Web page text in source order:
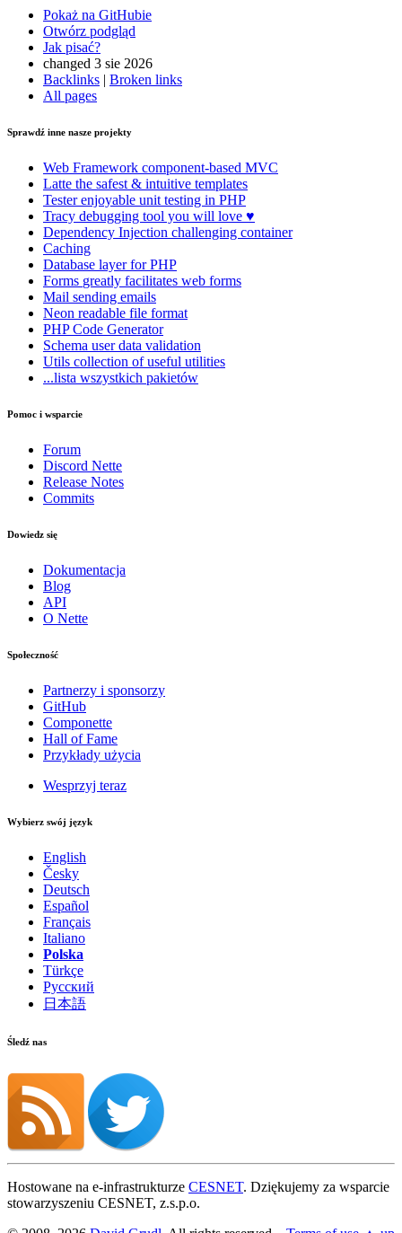
Pokaż na GitHubie
Otwórz podgląd
Jak pisać?
changed 3 sie 2026
Backlinks | Broken links
All pages
Sprawdź inne nasze projekty
Web Framework component-based MVC
Latte the safest & intuitive templates
Testerenjoyable unit testing in PHP
Tracy debugging tool you will love ♥
Dependency Injection challenging container
Caching
Database layer for PHP
Forms greatly facilitates web forms
Mail sending emails
Neon readable file format
PHP Code Generator
Schema user data validation
Utils collection of useful utilities
...lista wszystkich pakietów
Pomoc i wsparcie
Forum
Discord Nette
Release Notes
Commits
Dowiedz się
Dokumentacja
Blog
API
O Nette
Społeczność
Partnerzy i sponsorzy
GitHub
Componette
Hall of Fame
Przykłady użycia
Wesprzyj teraz
Wybierz swój język
English
Česky
Deutsch
Español
Français
Italiano
Polska
Türkçe
Русский
日本語
Śledź nas
Hostowane na e-infrastrukturze CESNET. Dziękujemy za wsparcie
stowarzyszeniu CESNET, z.s.p.o.